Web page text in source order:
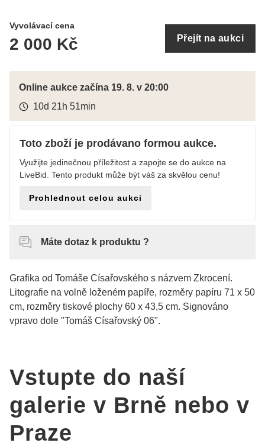
Vyvolávací cena
2 000 Kč Přejít na aukci
Online aukce začína 19. 8. v 20:00
10d 21h 51min
Toto zboží je prodávano formou aukce.
Využijte jedinečnou příležitost a zapojte se do aukce na
LiveBid. Tento produkt může být váš za skvělou cenu!
Prohlednout celou aukci
Máte dotaz k produktu ?
Grafika od Tomáše Císařovského s názvem Zkrocení.
Litografie na volně loženém papíře, rozměry papíru 71 x 50
cm, rozměry tiskové plochy 60 x 43,5 cm. Signováno
vpravo dole "Tomáš Císařovský 06".
Vstupte do naší
galerie v Brně nebo v
Praze